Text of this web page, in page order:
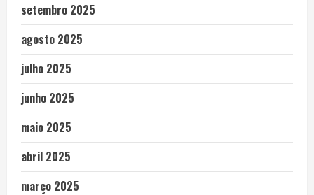
setembro 2025
agosto 2025
julho 2025
junho 2025
maio 2025
abril 2025
março 2025